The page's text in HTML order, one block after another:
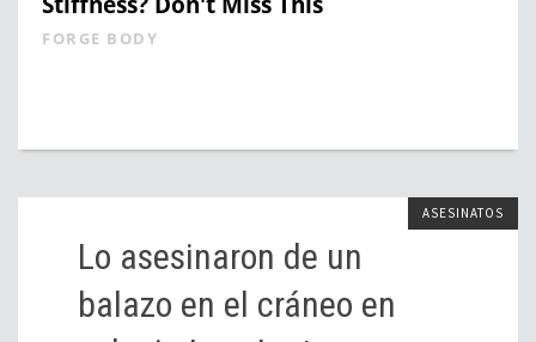
FORGE BODY
ASESINATOS
Lo asesinaron de un
balazo en el cráneo en